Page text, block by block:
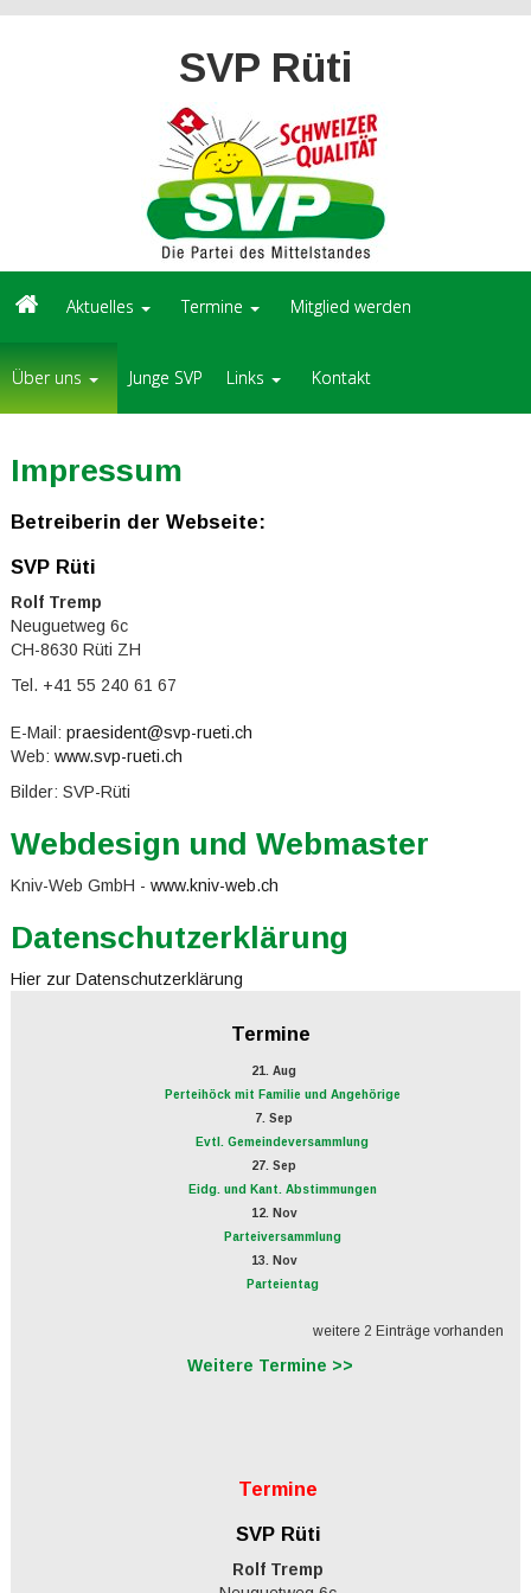
SVP Rüti
Aktuelles Termine Mitglied werden
Über uns Junge SVP Links Kontakt
Impressum
Betreiberin der Webseite:
SVP Rüti
Rolf Tremp
Neuguetweg 6c
CH-8630 Rüti ZH
Tel. +41 55 240 61 67
E-Mail: praesident@svp-rueti.ch
Web: www.svp-rueti.ch
Bilder: SVP-Rüti
Webdesign und Webmaster
Kniv-Web GmbH - www.kniv-web.ch
Datenschutzerklärung
Hier zur Datenschutzerklärung
Termine
21. Aug
Perteihöck mit Familie und Angehörige
7. Sep
Evtl. Gemeindeversammlung
27. Sep
Eidg. und Kant. Abstimmungen
12. Nov
Parteiversammlung
13. Nov
Parteientag
weitere 2 Einträge vorhanden
Weitere Termine >>
Termine
SVP Rüti
Rolf Tremp